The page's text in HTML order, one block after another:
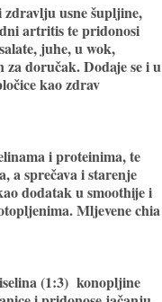
zdravlju usne šupljine,
artritis te pridonosi
juhe, u wok,
doručak. Dodaje se i u
kao zdrav
i proteinima, te
a sprečava i starenje
dodatak u smoothije i
Mljevene chia
(1:3) konopljine